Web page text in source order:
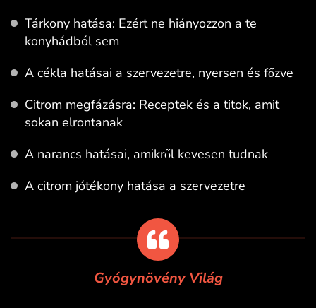
Tárkony hatása: Ezért ne hiányozzon a te
konyhádból sem
A cékla hatásai a szervezetre, nyersen és főzve
Citrom megfázásra: Receptek és a titok, amit
sokan elrontanak
A narancs hatásai, amikről kevesen tudnak
A citrom jótékony hatása a szervezetre
Gyógynövény Világ